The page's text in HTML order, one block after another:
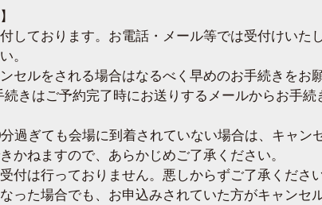
しております。お電話・メール等では受付けいた
。
セルをされる場合はなるべく早めのお手続きをお
きはご予約完了時にお送りするメールからお手続
過ぎても会場に到着されていない場合は、キャン
かねますので、あらかじめご了承ください。
付は行っておりません。悪しからずご了承くださ
った場合でも、お申込みされていた方がキャンセ